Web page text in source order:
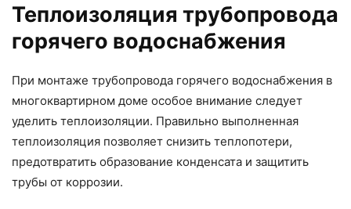
Теплоизоляция трубопровода
горячего водоснабжения
При монтаже трубопровода горячего водоснабжения в
многоквартирном доме особое внимание следует
уделить теплоизоляции. Правильно выполненная
теплоизоляция позволяет снизить теплопотери,
предотвратить образование конденсата и защитить
трубы от коррозии.